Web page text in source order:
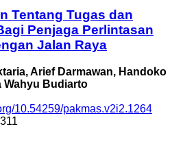
Tentang Tugas dan
Penjaga Perlintasan
Jalan Raya
Arief Darmawan, Handoko
Wahyu Budiarto
10.54259/pakmas.v2i2.1264